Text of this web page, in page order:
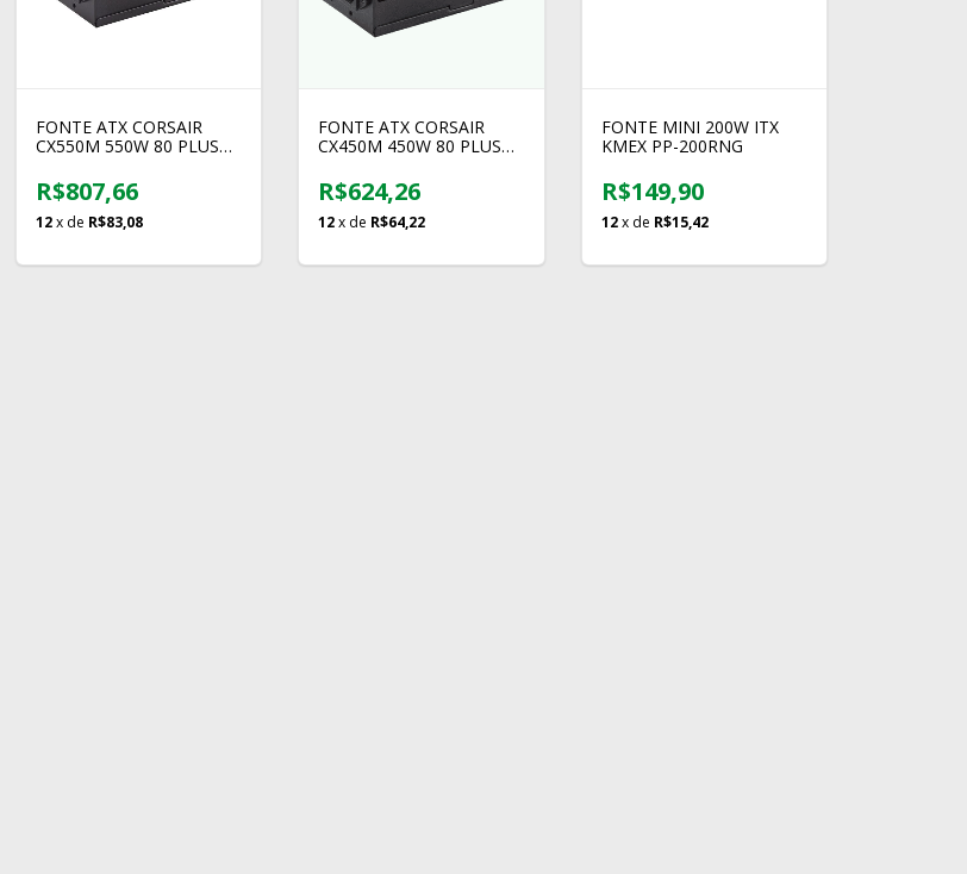
FONTE ATX CORSAIR
CX550M 550W 80 PLUS
R$807,66
12 x de R$83,08
FONTE ATX CORSAIR
CX450M 450W 80 PLUS
R$624,26
12x de R$64,22
FONTE MINI 200W ITX
KMEX PP-200RNG
R$149,90
12 x de R$15,42